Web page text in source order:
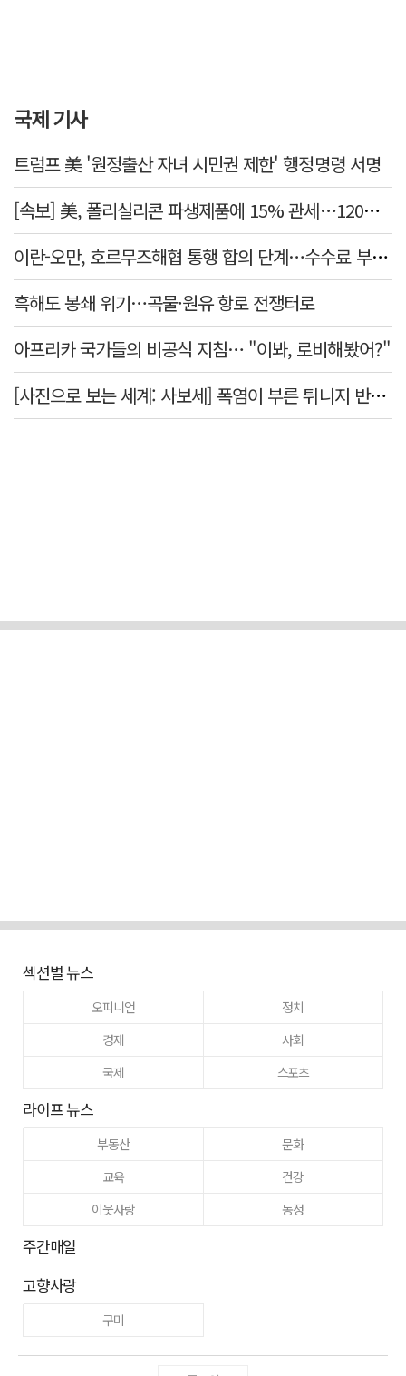
국제 기사
트럼프 美 '원정출산 자녀 시민권 제한' 행정명령 서명
[속보] 美, 폴리실리콘 파생제품에 15% 관세…120일 뒤 발효
이란-오만, 호르무즈해협 통행 합의 단계…수수료 부과되나
흑해도 봉쇄 위기…곡물·원유 항로 전쟁터로
아프리카 국가들의 비공식 지침… "이봐, 로비해봤어?"
[사진으로 보는 세계: 사보세] 폭염이 부른 튀니지 반정부 시위
섹션별 뉴스
오피니언
정치
경제
사회
국제
스포츠
라이프 뉴스
부동산
문화
교육
건강
이웃사랑
동정
주간매일
고향사랑
구미